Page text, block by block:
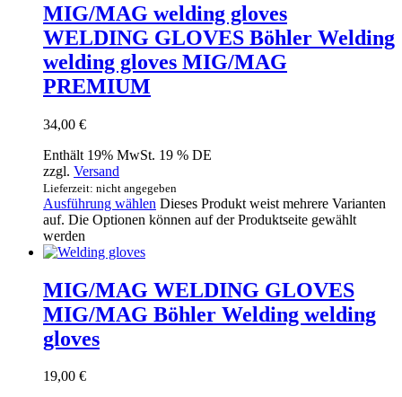
MIG/MAG welding gloves
WELDING GLOVES Böhler Welding
welding gloves MIG/MAG
PREMIUM
34,00 €
Enthält 19% MwSt. 19 % DE
zzgl. Versand
Lieferzeit: nicht angegeben
Ausführung wählen Dieses Produkt weist mehrere Varianten
auf. Die Optionen können auf der Produktseite gewählt
werden
MIG/MAG WELDING GLOVES
MIG/MAG Böhler Welding welding
gloves
19,00 €